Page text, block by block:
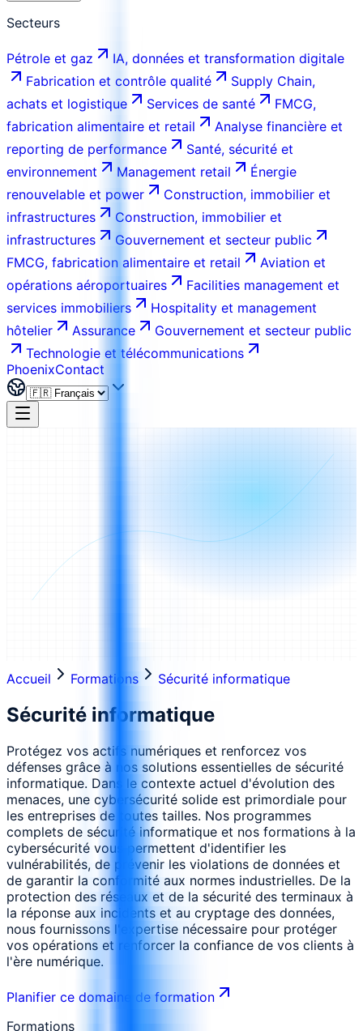
Secteurs
Pétrole et gaz
IA, données et transformation digitale
Fabrication et contrôle qualité
Supply Chain,
achats et logistique
Services de santé
FMCG,
fabrication alimentaire et retail
Analyse financière et
reporting de performance
Santé, sécurité et
environnement
Management retail
Énergie
renouvelable et power
Construction, immobilier et
infrastructures
Construction, immobilier et
infrastructures
Gouvernement et secteur public
FMCG, fabrication alimentaire et retail
Aviation et
opérations aéroportuaires
Facilities management et
services immobiliers
Hospitality et management
hôtelier
Assurance
Gouvernement et secteur public
Technologie et télécommunications
PhoenixContact
Accueil Formations Sécurité informatique
Sécurité informatique
Protégez vos actifs numériques et renforcez vos
défenses grâce à nos solutions essentielles de sécurité
informatique. Dans le contexte actuel d'évolution des
menaces, une cybersécurité solide est primordiale pour
les entreprises de toutes tailles. Nos programmes
complets de sécurité informatique et nos formations à la
cybersécurité vous permettent d'identifier les
vulnérabilités, de prévenir les violations de données et
de garantir la conformité aux normes industrielles. De la
protection des réseaux et de la sécurité des terminaux à
la réponse aux incidents et au cryptage des données,
nous fournissons l'expertise nécessaire pour protéger
vos opérations et renforcer la confiance de vos clients à
l'ère numérique.
Planifier ce domaine de formation
Formations